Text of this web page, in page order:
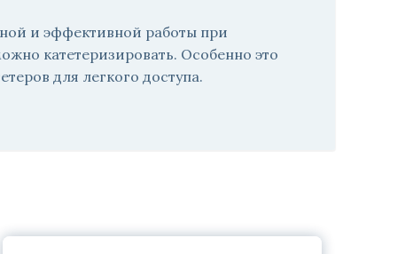
и эффективной работы при
катетеризировать. Особенно это
для легкого доступа.